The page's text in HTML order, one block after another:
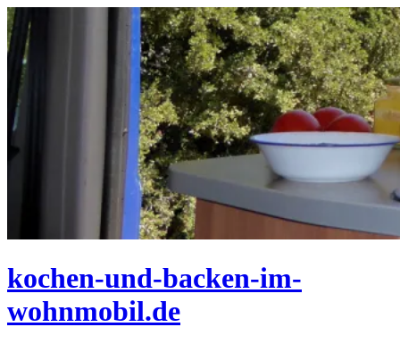
Zum
Inhalt
springen
kochen-und-backen-im-
wohnmobil.de